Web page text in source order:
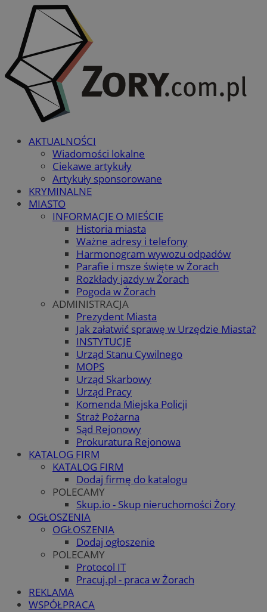
AKTUALNOŚCI
Wiadomości lokalne
Ciekawe artykuły
Artykuły sponsorowane
KRYMINALNE
MIASTO
INFORMACJE O MIEŚCIE
Historia miasta
Ważne adresy i telefony
Harmonogram wywozu odpadów
Parafie i msze święte w Żorach
Rozkłady jazdy w Żorach
Pogoda w Żorach
ADMINISTRACJA
Prezydent Miasta
Jak załatwić sprawę w Urzędzie Miasta?
INSTYTUCJE
Urząd Stanu Cywilnego
MOPS
Urząd Skarbowy
Urząd Pracy
Komenda Miejska Policji
Straż Pożarna
Sąd Rejonowy
Prokuratura Rejonowa
KATALOG FIRM
KATALOG FIRM
Dodaj firmę do katalogu
POLECAMY
Skup.io - Skup nieruchomości Żory
OGŁOSZENIA
OGŁOSZENIA
Dodaj ogłoszenie
POLECAMY
Protocol IT
Pracuj.pl - praca w Żorach
REKLAMA
WSPÓŁPRACA